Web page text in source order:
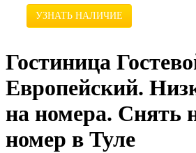
УЗНАТЬ НАЛИЧИЕ
Гостиница
Европейский.
на номера. Снять
номер в Туле